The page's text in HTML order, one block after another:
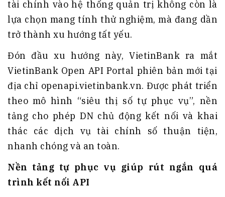
tài chính vào hệ thống quản trị không còn là
lựa chọn mang tính thử nghiệm, mà đang dần
trở thành xu hướng tất yếu.
Đón đầu xu hướng này, VietinBank ra mắt
VietinBank Open API Portal phiên bản mới tại
địa chỉ openapi.vietinbank.vn. Được phát triển
theo mô hình “siêu thị số tự phục vụ”, nền
tảng cho phép DN chủ động kết nối và khai
thác các dịch vụ tài chính số thuận tiện,
nhanh chóng và an toàn.
Nền tảng tự phục vụ giúp rút ngắn quá
trình kết nối API